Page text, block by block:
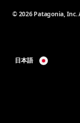
© 2026 Patagonia, Inc.
日本語